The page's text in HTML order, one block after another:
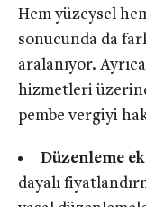
Hem yüzeysel
sonucunda da
aralanıyor.
hizmetleri
pembe vergiyi
Düzenleme
dayalı